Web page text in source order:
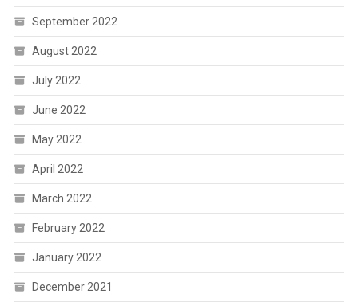
September 2022
August 2022
July 2022
June 2022
May 2022
April 2022
March 2022
February 2022
January 2022
December 2021